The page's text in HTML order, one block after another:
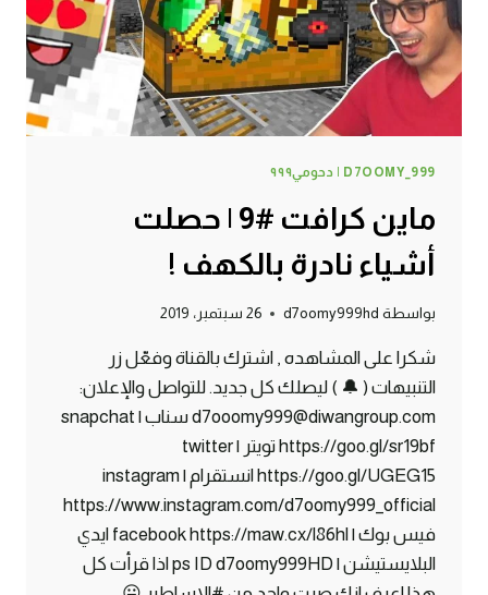
D7OOMY_999 | دحومي٩٩٩
ماين كرافت #9 | حصلت
أشياء نادرة بالكهف !
بواسطة d7oomy999hd 26 سبتمبر، 2019
شكرا على المشاهده , اشترك بالقناة وفعّل زر
التنبيهات ( 🔔 ) ليصلك كل جديد. للتواصل والإعلان:
d7ooomy999@diwangroup.com سناب | snapchat
https://goo.gl/sr19bf تويتر | twitter
https://goo.gl/UGEG15 انستقرام | instagram
https://www.instagram.com/d7oomy999_official
فيس بوك | facebook https://maw.cx/l86hl ايدي
البلايستيشن | ps ID d7oomy999HD اذا قرأت كل